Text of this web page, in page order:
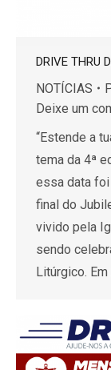
DRIVE THRU
NOTÍCIAS
Deixe um
“Estende a
tema da 4ª
essa data
final do
vivido pela
sendo
Litúrgico.